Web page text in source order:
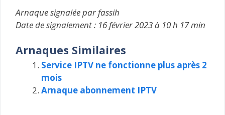
Arnaque signalée par fassih
Date de signalement : 16 février 2023 à 10 h 17 min
Arnaques Similaires
Service IPTV ne fonctionne plus après 2
mois
Arnaque abonnement IPTV